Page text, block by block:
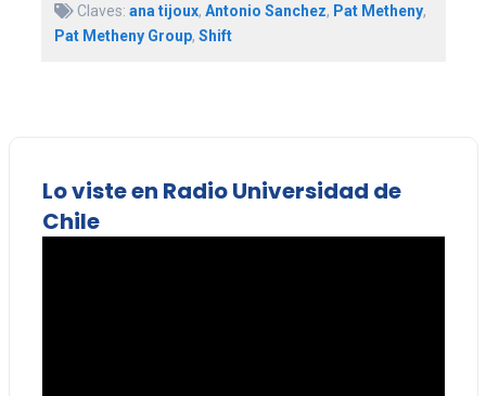
Claves: ana tijoux, Antonio Sanchez, Pat Metheny,
Pat Metheny Group, Shift
Lo viste en Radio Universidad de
Chile